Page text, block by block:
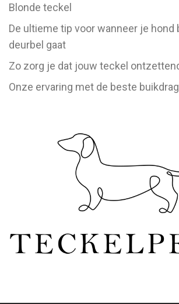
Blonde teckel
De ultieme tip voor wanneer je hond
deurbel gaat
Zo zorg je dat jouw teckel
Onze ervaring met de beste